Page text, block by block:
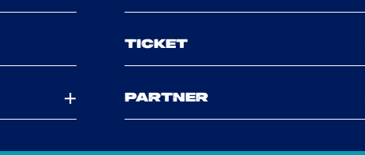
TICKET
PARTNER